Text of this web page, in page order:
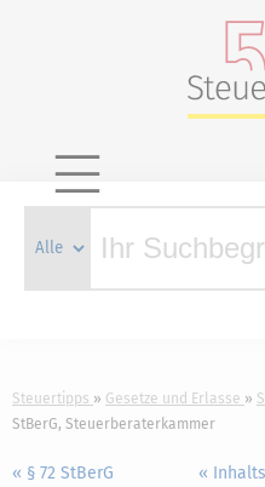
Steuertipps Gesetze und Erlasse
StBerG, Steuerberaterkammer
« § 72 StBerG
«